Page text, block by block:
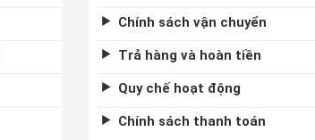
Chính sách vận chuyển
Trả hàng và hoàn tiền
Quy chế hoạt động
Chính sách thanh toán